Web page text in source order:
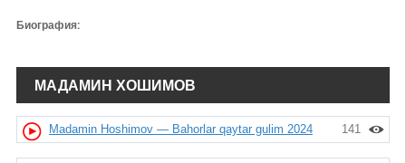
Биография:
МАДАМИН ХОШИМОВ
141
Madamin Hoshimov — Bahorlar qaytar gulim 2024